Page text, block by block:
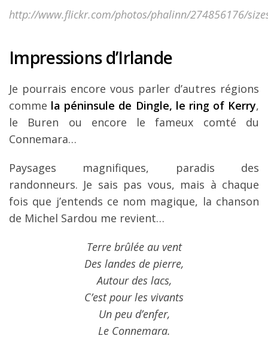
http://www.flickr.com/photos/phalinn/274856176/
Impressions d’Irlande
Je pourrais encore vous parler d’autres régions
comme la péninsule de Dingle, le ring of Kerry,
le Buren ou encore le fameux comté du
Connemara…
Paysages magnifiques, paradis des
randonneurs. Je sais pas vous, mais à chaque
fois que j’entends ce nom magique, la chanson
de Michel Sardou me revient…
Terre brûlée au vent
Des landes de pierre,
Autour des lacs,
C’est pour les vivants
Un peu d’enfer,
Le Connemara.